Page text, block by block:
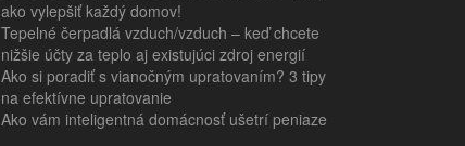
ako vylepšiť každý domov!
Tepelné čerpadlá vzduch/vzduch – keď chcete
nižšie účty za teplo aj existujúci zdroj energií
Ako si poradiť s vianočným upratovaním? 3 tipy
na efektívne upratovanie
Ako vám inteligentná domácnosť ušetrí peniaze